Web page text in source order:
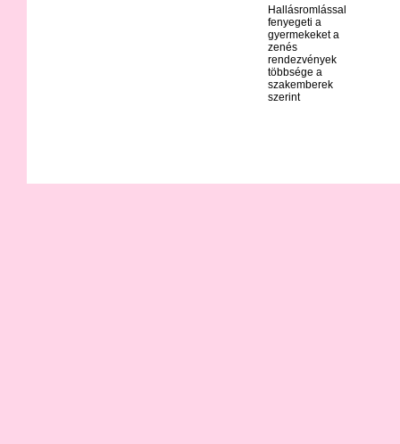
Hallásromlással
fenyegeti a
gyermekeket a
zenés
rendezvények
többsége a
szakemberek
szerint